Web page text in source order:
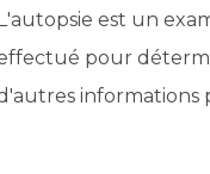
est un
pour
informations